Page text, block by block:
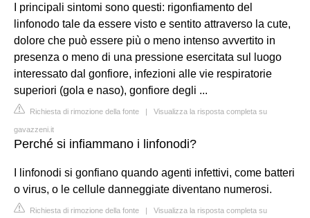
I principali sintomi sono questi: rigonfiamento del
linfonodo tale da essere visto e sentito attraverso la cute,
dolore che può essere più o meno intenso avvertito in
presenza o meno di una pressione esercitata sul luogo
interessato dal gonfiore, infezioni alle vie respiratorie
superiori (gola e naso), gonfiore degli ...
Richiesta di rimozione della fonte | Visualizza la risposta completa su
gavazzeni.it
Perché si infiammano i linfonodi?
I linfonodi si gonfiano quando agenti infettivi, come batteri
o virus, o le cellule danneggiate diventano numerosi.
Richiesta di rimozione della fonte | Visualizza la risposta completa su